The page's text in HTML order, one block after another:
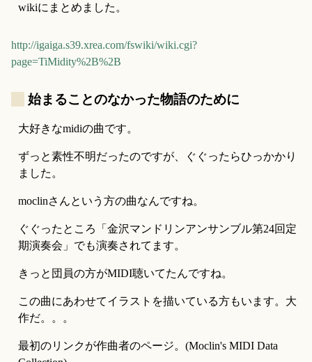
wikiにまとめました。
http://igaiga.s39.xrea.com/fswiki/wiki.cgi?
page=TiMidity%2B%2B
始まることのなかった物語のために
大好きなmidiの曲です。
ずっと素性不明だったのですが、ぐぐったらひっかかり
ました。
moclinさんという方の曲なんですね。
ぐぐったところ「金沢マンドリンアンサンブル第24回定
期演奏会」でも演奏されてます。
きっと団員の方がMIDI聴いてたんですね。
この曲にあわせてイラストを描いている方もいます。大
作だ。。。
最初のリンクが作曲者のページ。(Moclin's MIDI Data